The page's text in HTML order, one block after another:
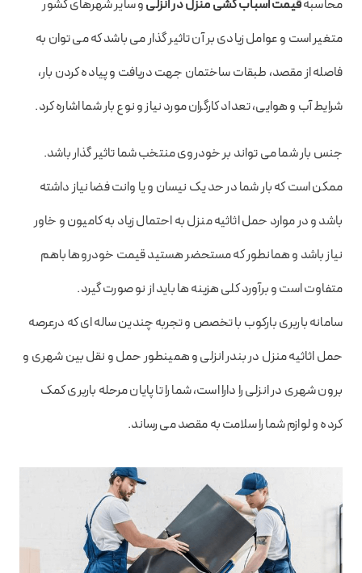
محاسبهقیمت اسباب کشی منزل در انزلیو سایر شهرهای کشور
متغیر است و عوامل زیادی بر آن تاثیر گذار می باشد که می توان به
فاصله از مقصد، طبقات ساختمان جهت دریافت و پیاده کردن بار،
شرایط آب و هوایی، تعداد کارگران مورد نیاز و نوع بار شما اشاره کرد.
جنس بار شما می تواند بر خودروی منتخب شما تاثیر گذار باشد.
ممکن است که بار شما در حد یک نیسان و یا وانت فضا نیاز داشته
باشد و در موارد حمل اثاثیه منزل به احتمال زیاد به کامیون و خاور
نیاز باشد و همانطور که مستحضر هستید قیمت خودروها باهم
متفاوت است و برآورد کلی هزینه ها باید از نو صورت گیرد.
سامانه باربری بارکوب با تخصص و تجربه چندین ساله ای که درعرصه
حمل اثاثیه منزل در بندر انزلی و همینطور حمل و نقل بین شهری و
برون شهری در انزلی را دارا است، شما را تا پایان مرحله باربری کمک
کرده و لوازم شما را سلامت به مقصد می رساند.